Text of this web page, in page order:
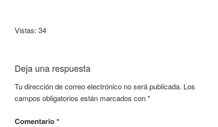
Vistas: 34
Deja una respuesta
Tu dirección de correo electrónico no será publicada. Los
campos obligatorios están marcados con*
Comentario*